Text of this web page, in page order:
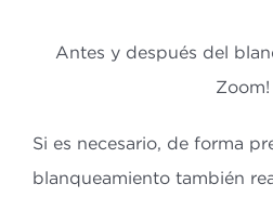
Antes y después del
Zoom!
Si es necesario, de forma
blanqueamiento también